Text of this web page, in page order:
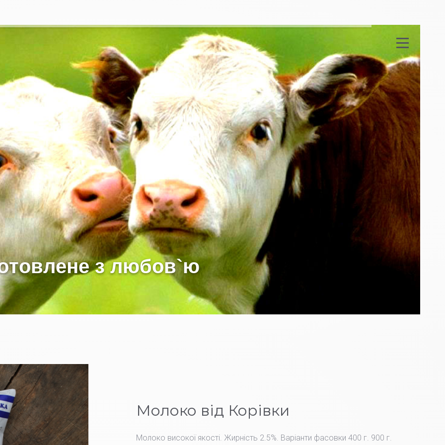
Я не об л ад нання
Молоко від Корівки
Молоко високої якості. Жирність 2.5%. Варіанти фасовки 400 г. 900 г.